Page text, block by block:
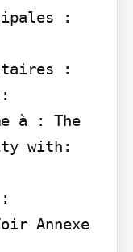
:
:
à : The
with:
Annexe